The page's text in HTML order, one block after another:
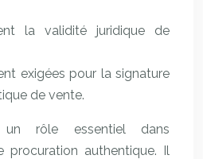
la validité juridique de
exigées pour la signature
de vente.
rôle essentiel dans
procuration authentique. Il